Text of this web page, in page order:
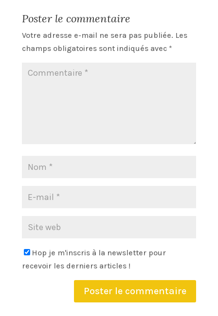
Poster le commentaire
Votre adresse e-mail ne sera pas publiée. Les
champs obligatoires sont indiqués avec *
Hop je m'inscris à la newsletter pour
recevoir les derniers articles !